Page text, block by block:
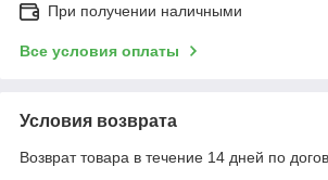
При получении наличными
Все условия оплаты
Условия возврата
Возврат товара в течение 14 дней по